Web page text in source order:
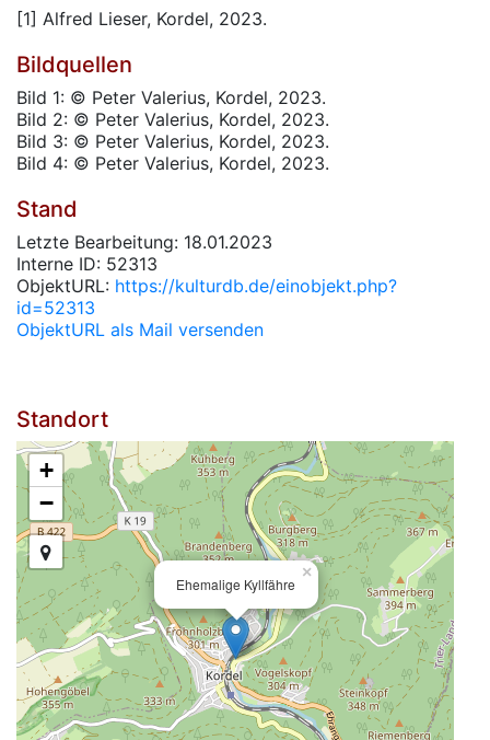
[1] Alfred Lieser, Kordel, 2023.
Bildquellen
Bild 1: © Peter Valerius, Kordel, 2023.
Bild 2: © Peter Valerius, Kordel, 2023.
Bild 3: © Peter Valerius, Kordel, 2023.
Bild 4: © Peter Valerius, Kordel, 2023.
Stand
Letzte Bearbeitung: 18.01.2023
Interne ID: 52313
ObjektURL: https://kulturdb.de/einobjekt.php?
id=52313
ObjektURL als Mail versenden
Standort
Ehemalige Kyllfähre
×
+
−